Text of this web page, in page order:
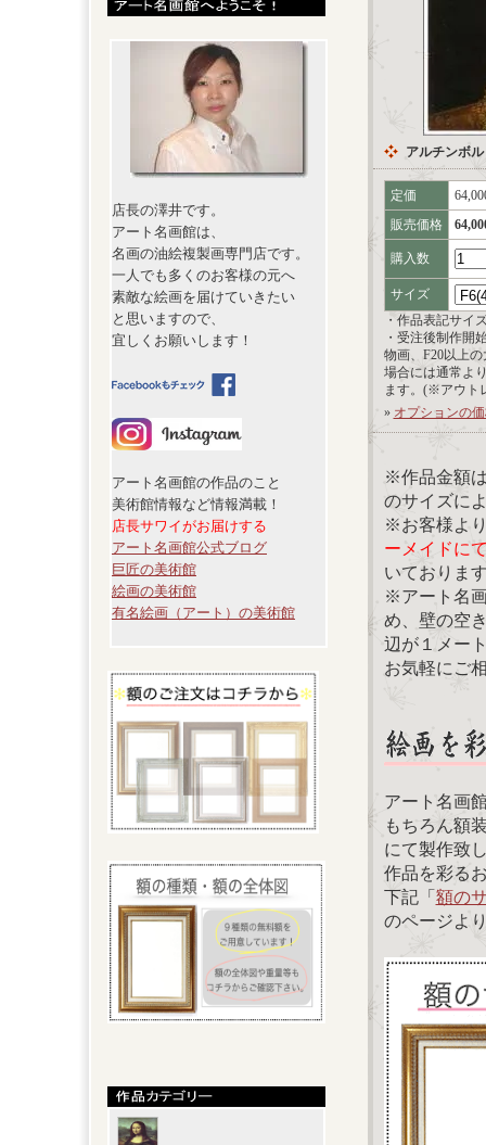
店長の澤井です。
アート名画館は、
名画の油絵複製画専門店です。
一人でも多くのお客様の元へ
素敵な絵画を届けていきたい
と思いますので、
宜しくお願いします！
アート名画館の作品のこと
美術館情報など情報満載！
店長サワイがお届けする
アート名画館公式ブログ
巨匠の美術館
絵画の美術館
有名絵画（アート）の美術館
アルチンボ
定価
販売価格
購入数
サイズ
・作品表記サイ
・受注後制作開
物画、F20以上
場合には通常よ
ます。(※アウト
» オプションの
※作品金額
のサイズに
※お客様よ
ーメイドに
いておりま
※アート名
め、壁の空
辺が１メー
お気軽にご
アート名画
もちろん額
にて製作致
作品を彩る
下記「額の
のページよ